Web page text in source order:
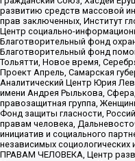
развитию средств массовой
прав заключенных, Институт
Центр социально-
Благотворительный фонд
Благотворительный фонд
Тольятти, Новое время,
Проект Апрель, Самарская
Аналитический Центр Юрия
имени Андрея Рылькова,
правозащитная группа,
Фонд защиты гласности,
правам человека,
инициатив и социального
независимых
ПРАВАМ ЧЕЛОВЕКА, Центр